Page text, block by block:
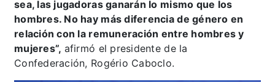
sea, las jugadoras ganarán lo mismo que los
hombres. No hay más diferencia de género en
relación con la remuneración entre hombres y
mujeres”, afirmó el presidente de la
Confederación, Rogério Caboclo.